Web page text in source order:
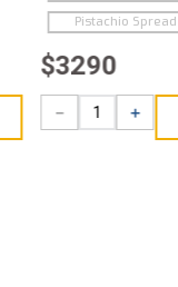
Pistachio Spread
$3290
＋
－